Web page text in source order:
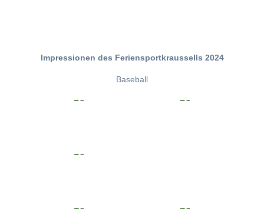
Impressionen des Feriensportkraussells 2024
Baseball